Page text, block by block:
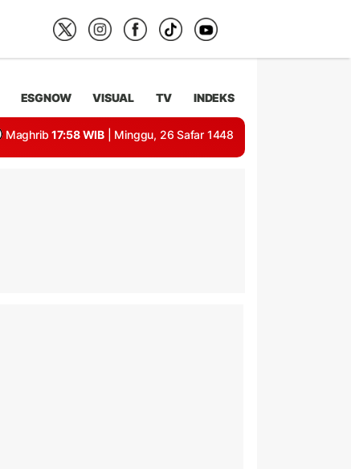
ESGNOW VISUAL TV INDEKS
Maghrib 17:58 WIB | Minggu, 26 Safar 1448